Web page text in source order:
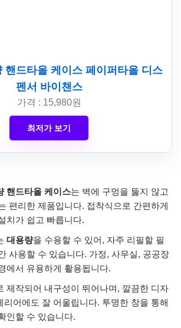
핸드타올 케이스 페이퍼타올 디스
펜서 바이챈스
가격 : 15,980원
최저가 보기
핸드타올 케이스는 벽에 구멍을 뚫지 않고
편리한 제품입니다. 접착식으로 간편하게
치가 쉽고 빠릅니다.
대용량을 수용할 수 있어, 자주 리필할 필
사용할 수 있습니다. 가정, 사무실, 공공장
에서 유용하게 활용됩니다.
제작되어 내구성이 뛰어나며, 깔끔한 디자
리어에도 잘 어울립니다. 투명한 창을 통해
인할 수 있습니다.